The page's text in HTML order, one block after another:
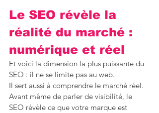
Le SEO révèle la
réalité du marché :
numérique et réel
Et voici la dimension la plus puissante du
SEO : il ne se limite pas au web.
Il sert aussi à comprendre le marché réel.
Avant même de parler de visibilité, le
SEO révèle ce que votre marque est